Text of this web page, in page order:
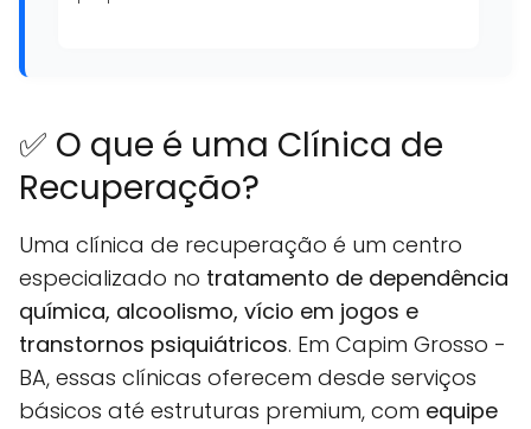
✅ O que é uma Clínica de
Recuperação?
Uma clínica de recuperação é um centro
especializado no tratamento de dependência
química, alcoolismo, vício em jogos e
transtornos psiquiátricos. Em Capim Grosso -
BA, essas clínicas oferecem desde serviços
básicos até estruturas premium, com equipe